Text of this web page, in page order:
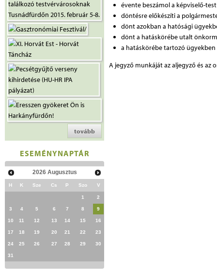
tovább
ESEMÉNYNAPTÁR
2026 Augusztus
H K Sze Cs P Szo V
1 2
3 4 5 6 7 8 9
10 11 12 13 14 15 16
17 18 19 20 21 22 23
24 25 26 27 28 29 30
31
évente beszámol a képviselő-
döntésre előkészíti a
dönt azokban a hatósági
dönt a hatáskörébe utalt
a hatáskörébe tartozó
A jegyző munkáját az aljegyző és az